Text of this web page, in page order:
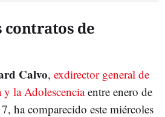
contratos de
Calvo, exdirector general de
la Adolescenciaentre enero de
ha comparecido este miércoles